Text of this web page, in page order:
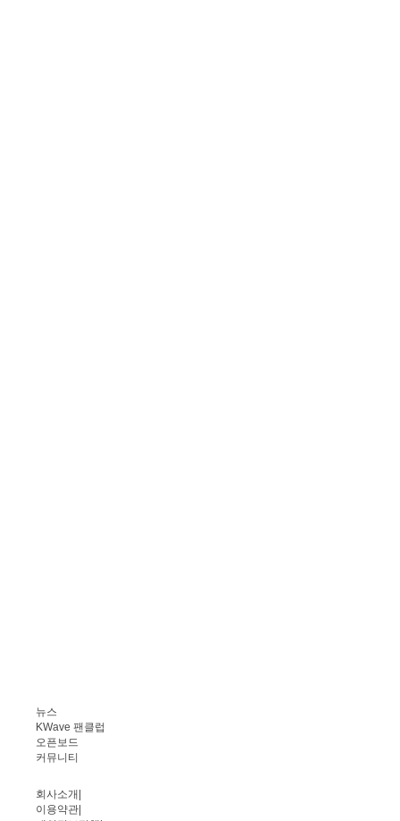
뉴스
KWave 팬클럽
오픈보드
커뮤니티
회사소개
이용약관